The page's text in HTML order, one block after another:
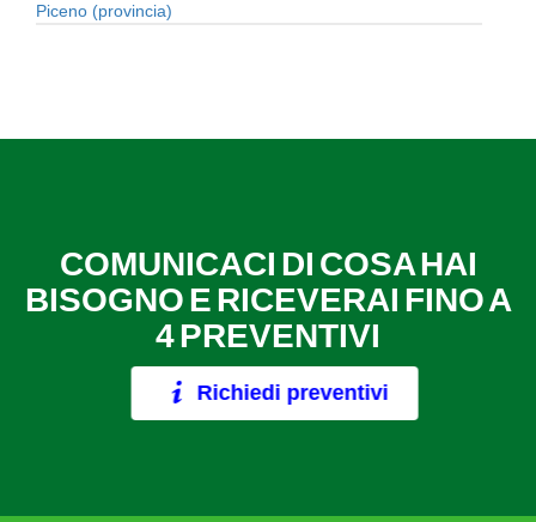
Piceno (provincia)
COMUNICACI DI COSA HAI
BISOGNO E RICEVERAI FINO A
4 PREVENTIVI
Richiedi preventivi